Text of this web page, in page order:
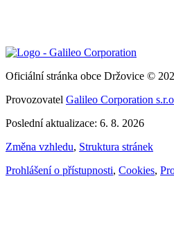
Oficiální stránka obce Držovice ©
Provozovatel Galileo Corporation
Poslední aktualizace: 6. 8. 2026
Změna vzhledu, Struktura stránek
Prohlášení o přístupnosti, Cookies,